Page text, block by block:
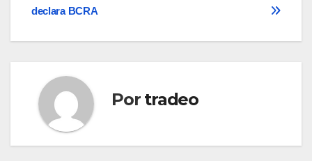
entradas
declara BCRA
Por tradeo